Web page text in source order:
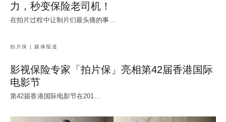
力，秒变保险老司机！
在拍片过程中让制片们最头痛的事…
拍片保 | 媒体报道
影视保险专家「拍片保」亮相第42届香港国际
电影节
第42届香港国际电影节在201…